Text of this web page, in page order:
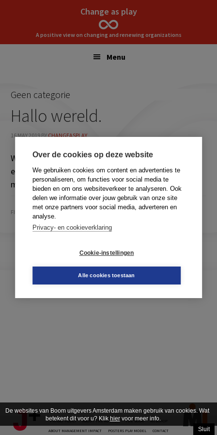
De websites van Boom uitgevers Amsterdam maken gebruik van cookies. Wat
betekent dit voor u? Klik hiervoor meer info.
Sluit
Over de cookies op deze website
We gebruiken cookies om content en advertenties te
personaliseren, om functies voor social media te
bieden en om ons websiteverkeer te analyseren. Ook
delen we informatie over jouw gebruik van onze site
met onze partners voor social media, adverteren en
analyse.
Privacy- en cookieverklaring
Cookie-instellingen
Alle cookies toestaan
navigation
content
Change as play
A positive view on changing and renewing organizations
Menu
Geen categorie
Hallo wereld.
16 MAY 2019BYCHANGEASPLAY
Welkom bij Veranderen als samenspel sites. Dit is je
eerste bericht. Bewerk of verwijder het, start dan
met schrijven!
FILED UNDER: GEEN CATEGORIE
PRIVACY POLICY ABOUT THE AUTHOR THE BOOK
WEBSHOP
ABOUT MANAGEMENT IMPACT
POSTERS PLAY MODEL CONTACT